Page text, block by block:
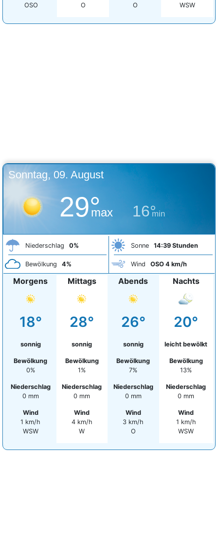
OSO
O
O
WSW
Sonntag, 09. August
29°
max 16°
min
Niederschlag 0%
Bewölkung 4%
Sonne 14:39 Stunden
Wind OSO 4 km/h
Morgens
18°
sonnig
Bewölkung
0%
Niederschlag
0 mm
Wind
1 km/h
WSW
Mittags
28°
sonnig
Bewölkung
1%
Niederschlag
0 mm
Wind
4 km/h
W
Abends
26°
sonnig
Bewölkung
7%
Niederschlag
0 mm
Wind
3 km/h
O
Nachts
20°
leicht bewölkt
Bewölkung
13%
Niederschlag
0 mm
Wind
1 km/h
WSW